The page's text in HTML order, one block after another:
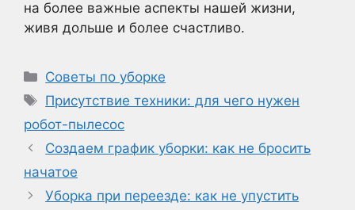
на более важные аспекты нашей жизни,
живя дольше и более счастливо.
Рубрики
Советы по уборке
Метки
Присутствие техники: для чего нужен
робот-пылесос
Создаем график уборки: как не бросить
начатое
Уборка при переезде: как не упустить